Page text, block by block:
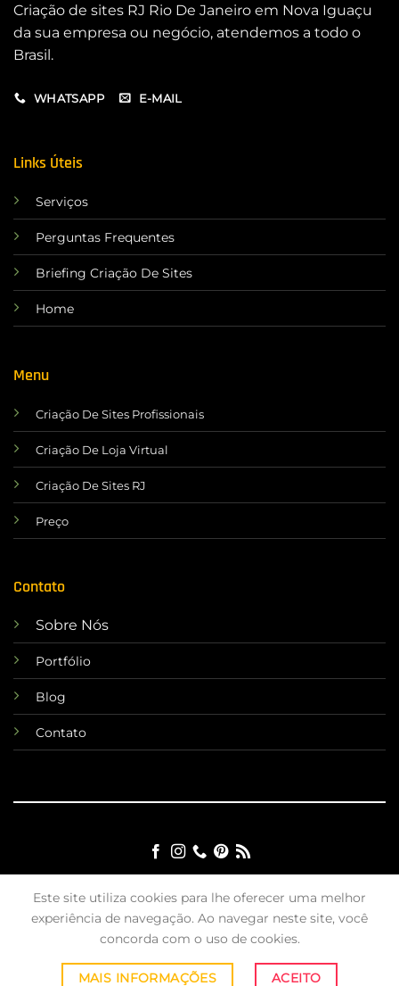
Criação de sites RJ Rio De Janeiro em Nova Iguaçu
da sua empresa ou negócio, atendemos a todo o
Brasil.
WHATSAPP E-MAIL
Links Úteis
Serviços
Perguntas Frequentes
Briefing Criação De Sites
Home
Menu
Criação De Sites Profissionais
Criação De Loja Virtual
Criação De Sites RJ
Preço
Contato
Sobre Nós
Portfólio
Blog
Contato
PRIVACIDADE MAPA DO SITE
Este site utiliza cookies para lhe oferecer uma melhor
experiência de navegação. Ao navegar neste site, você
concorda com o uso de cookies.
MAIS INFORMAÇÕES ACEITO